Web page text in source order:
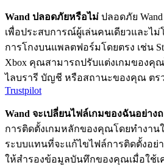
Wand ปลอดภัยหรือไม่ ปลอดภัย
เพื่อประสบการณ์ผู้เล่นคนเดียวและไ
การโกงบนแพลตฟอร์มโดยตรง เช่น
Xbox คุณสามารถปรับแต่งเกมของคุณ
ไลบรารี บัญชี หรือสถานะของคุณ ตร
Trustpilot
Wand จะเปลี่ยนไฟล์เกมของฉันอย่าง
การติดตั้งเกมหลักของคุณโดยทำงาน
ระบบแทนที่จะแก้ไขไฟล์การติดตั้งอย่า
ให้สำรองข้อมูลบันทึกของคุณเมื่อใช้